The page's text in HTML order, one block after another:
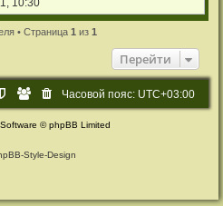
10:30
• Страница 1 из 1
Перейти
Часовой пояс: UTC+03:00
© phpBB Limited
Style-Design